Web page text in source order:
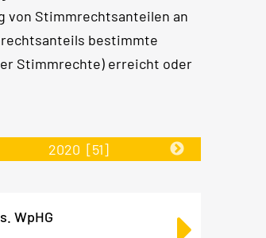
von Stimmrechtsanteilen an
bestimmte
der Stimmrechte) erreicht oder
2020 [51] 2019
WpHG